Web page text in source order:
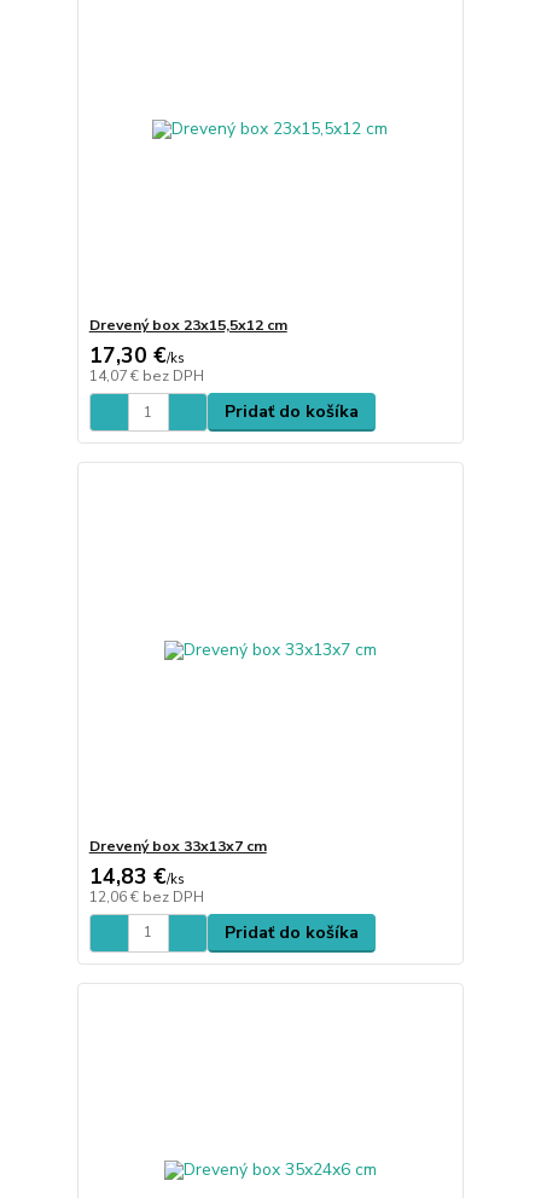
Drevený box 23x15,5x12 cm
17,30 €/ks
14,07 € bez DPH
Pridať do košíka
Drevený box 33x13x7 cm
14,83 €/ks
12,06 € bez DPH
Pridať do košíka